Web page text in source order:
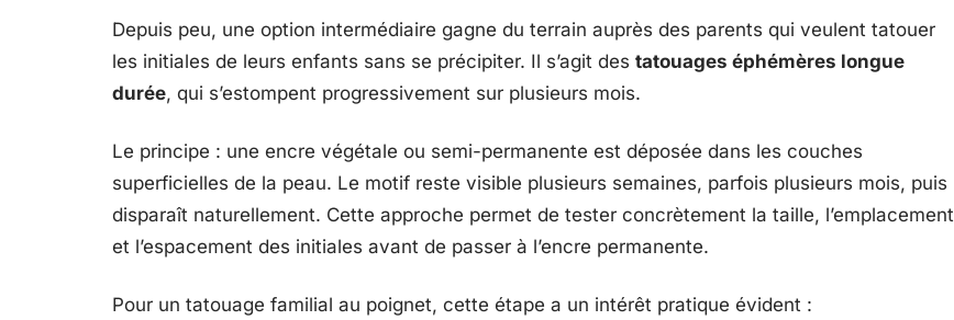
Depuis peu, une option intermédiaire gagne du terrain auprès des parents qui veulent tatouer
les initiales de leurs enfants sans se précipiter. Il s’agit des tatouages éphémères longue
durée, qui s’estompent progressivement sur plusieurs mois.
Le principe : une encre végétale ou semi-permanente est déposée dans les couches
superficielles de la peau. Le motif reste visible plusieurs semaines, parfois plusieurs mois, puis
disparaît naturellement. Cette approche permet de tester concrètement la taille, l’emplacement
et l’espacement des initiales avant de passer à l’encre permanente.
Pour un tatouage familial au poignet, cette étape a un intérêt pratique évident :